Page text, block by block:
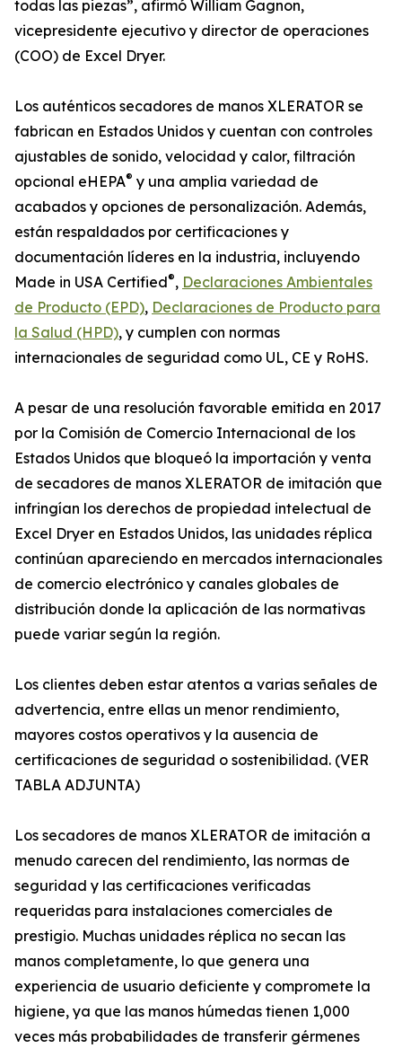
todas las piezas”, afirmó William Gagnon,
vicepresidente ejecutivo y director de operaciones
(COO) de Excel Dryer.
Los auténticos secadores de manos XLERATOR se
fabrican en Estados Unidos y cuentan con controles
ajustables de sonido, velocidad y calor, filtración
opcional eHEPA® y una amplia variedad de
acabados y opciones de personalización. Además,
están respaldados por certificaciones y
documentación líderes en la industria, incluyendo
Made in USA Certified®, Declaraciones Ambientales
de Producto (EPD), Declaraciones de Producto para
la Salud (HPD), y cumplen con normas
internacionales de seguridad como UL, CE y RoHS.
A pesar de una resolución favorable emitida en 2017
por la Comisión de Comercio Internacional de los
Estados Unidos que bloqueó la importación y venta
de secadores de manos XLERATOR de imitación que
infringían los derechos de propiedad intelectual de
Excel Dryer en Estados Unidos, las unidades réplica
continúan apareciendo en mercados internacionales
de comercio electrónico y canales globales de
distribución donde la aplicación de las normativas
puede variar según la región.
Los clientes deben estar atentos a varias señales de
advertencia, entre ellas un menor rendimiento,
mayores costos operativos y la ausencia de
certificaciones de seguridad o sostenibilidad. (VER
TABLA ADJUNTA)
Los secadores de manos XLERATOR de imitación a
menudo carecen del rendimiento, las normas de
seguridad y las certificaciones verificadas
requeridas para instalaciones comerciales de
prestigio. Muchas unidades réplica no secan las
manos completamente, lo que genera una
experiencia de usuario deficiente y compromete la
higiene, ya que las manos húmedas tienen 1,000
veces más probabilidades de transferir gérmenes